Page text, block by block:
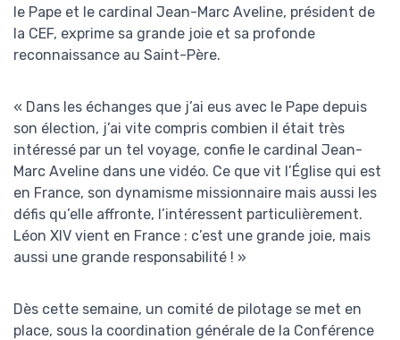
le Pape et le cardinal Jean-Marc Aveline, président de
la CEF, exprime sa grande joie et sa profonde
reconnaissance au Saint-Père.
« Dans les échanges que j’ai eus avec le Pape depuis
son élection, j’ai vite compris combien il était très
intéressé par un tel voyage, confie le cardinal Jean-
Marc Aveline dans une vidéo. Ce que vit l’Église qui est
en France, son dynamisme missionnaire mais aussi les
défis qu’elle affronte, l’intéressent particulièrement.
Léon XIV vient en France : c’est une grande joie, mais
aussi une grande responsabilité ! »
Dès cette semaine, un comité de pilotage se met en
place, sous la coordination générale de la Conférence